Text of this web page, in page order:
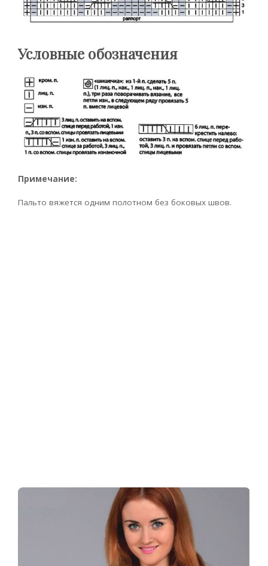
Условные обозначения
Примечание:
Пальто вяжется одним полотном без боковых швов.